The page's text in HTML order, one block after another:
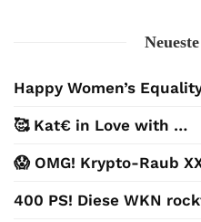
Happy Women’s
🥰 Kat€ in Love with …
😱 OMG! Krypto-Raub
400 PS! Diese WKN